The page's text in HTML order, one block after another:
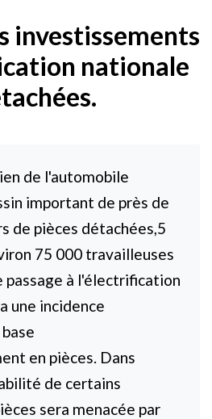
investissements
nationale
de l'automobile
important de près de
de pièces détachées,5
75 000 travailleuses
passage à l'électrification
une incidence
en pièces. Dans
de certains
sera menacée par